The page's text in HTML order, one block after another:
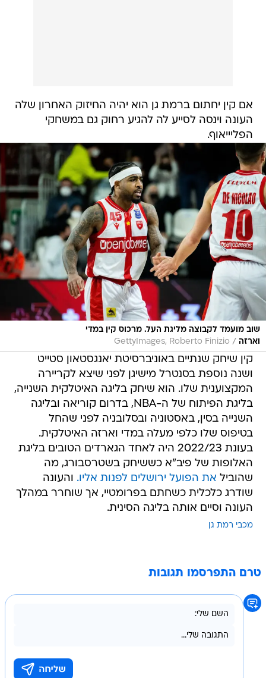
אם קין יחתום ברמת גן הוא יהיה החיזוק האחרון שלה
העונה וינסה לסייע לה להגיע רחוק גם במשחקי
הפליייאוף.
שוב מועמד לקבוצה מליגת העל. מרכוס קין במדי
וארזה /
GettyImages, Roberto Finizio
קין שיחק שנתיים באוניברסיטת יאנגסטאון סטייט
ושנה נוספת בסנטרל מישיגן לפני שיצא לקריירה
המקצוענית שלו. הוא שיחק בליגה האיטלקית השנייה,
בליגת הפיתוח של ה-NBA, בדרום קוריאה ובליגה
השנייה בסין, באסטוניה ובסלובניה לפני שהחל
בטיפוס שלו כלפי מעלה במדי וארזה האיטלקית.
בעונת 2022/23 היה לאחד הגארדים הטובים בליגת
האלופות של פיב"א כששיחק בשטרסבורג, מה
שהוביל את הפועל ירושלים לפנות אליו. והעונה
שודרג כלכלית כשחתם בפרומטיי, אך שוחרר במהלך
העונה וסיים אותה בליגה הסינית.
מכבי רמת גן
טרם התפרסמו תגובות